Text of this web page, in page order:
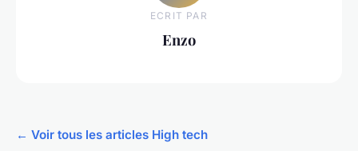
ECRIT PAR
Enzo
← Voir tous les articles High tech